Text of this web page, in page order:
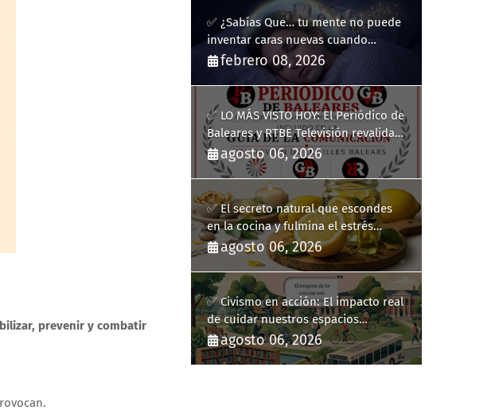
prevenir y combatir
✅ ¿Sabías Que… tu mente no puede
inventar caras nuevas cuando
sueñas?
febrero 08, 2026
✅ LO MÁS VISTO HOY: El Periódico de
Baleares y RTBE Televisión revalidan
más de cinco años en la Guía de la
Comunicación del Govern de les Illes
agosto 06, 2026
✅ El secreto natural que escondes
en la cocina y fulmina el estrés
diario
agosto 06, 2026
✅ Civismo en acción: El impacto real
de cuidar nuestros espacios
públicos
agosto 06, 2026